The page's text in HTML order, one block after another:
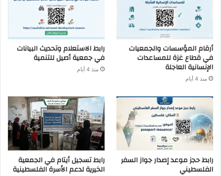
أرقام المؤسسات والجمعيات
في قطاع غزة للمساعدات
الإنسانية العاجلة
منذ 4 أيام
رابط الاستعلام وتحديث البيانات
في جمعية أصيل للتنمية
منذ 4 أيام
رابط حجز موعد إصدار جواز السفر
الفلسطيني
رابط تسجيل أيتام في الجمعية
الخيرية لدعم الأسرة الفلسطينية